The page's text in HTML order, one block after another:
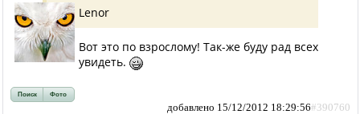
Lenor
Вот это по взрослому! Так-же буду рад всех
увидеть.
Поиск Фото
добавлено 15/12/2012 18:29:56#390760